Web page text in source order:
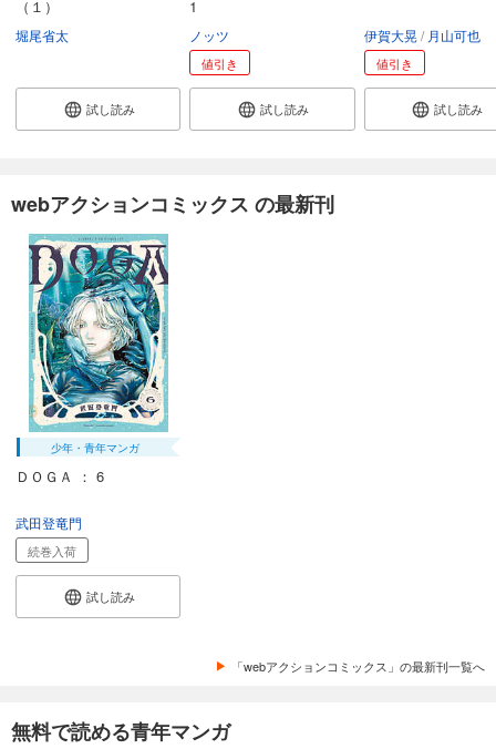
（１）
堀尾省太
試し読み
1
ノッツ
値引き
試し読み
伊賀大晃 月山可也
値引き
試し読み
webアクションコミックス の最新刊
少年・青年マンガ
ＤＯＧＡ ： 6
武田登竜門
続巻入荷
試し読み
「webアクションコミックス」の最新刊一覧へ
無料で読める青年マンガ